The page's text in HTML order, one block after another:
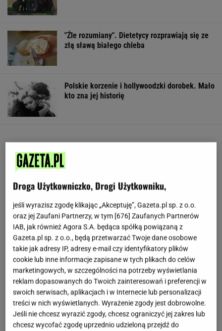
"Źle rozumiany". Dietetycy rozprawiają się ze
złą sławą białego chleba
Polskie korzenie i hollywoodzki dorobek. Mało
kto zna jej historię
Hyży dosadnie odpowiedziała hejterom.
"Skończyła mi się cierpliwość"
Droga Użytkowniczko, Drogi Użytkowniku,
jeśli wyrazisz zgodę klikając „Akceptuję”, Gazeta.pl sp. z o.o.
oraz jej Zaufani Partnerzy, w tym [676] Zaufanych Partnerów
IAB, jak również Agora S.A. będąca spółką powiązaną z
Gazeta.pl sp. z o.o., będą przetwarzać Twoje dane osobowe
takie jak adresy IP, adresy e-mail czy identyfikatory plików
cookie lub inne informacje zapisane w tych plikach do celów
marketingowych, w szczególności na potrzeby wyświetlania
reklam dopasowanych do Twoich zainteresowań i preferencji w
swoich serwisach, aplikacjach i w Internecie lub personalizacji
treści w nich wyświetlanych. Wyrażenie zgody jest dobrowolne.
Jeśli nie chcesz wyrazić zgody, chcesz ograniczyć jej zakres lub
chcesz wycofać zgodę uprzednio udzieloną przejdź do